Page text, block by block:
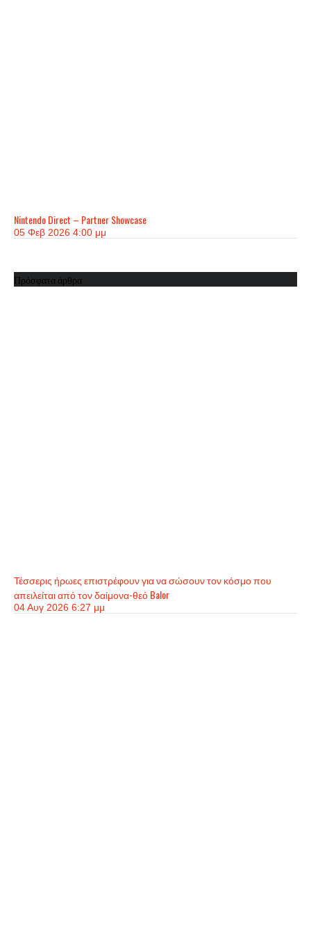
Nintendo Direct – Partner Showcase
05 Φεβ 2026 4:00 μμ
Πρόσφατα άρθρα
Τέσσερις ήρωες επιστρέφουν για να σώσουν τον κόσμο που
απειλείται από τον δαίμονα-θεό Balor
04 Αυγ 2026 6:27 μμ